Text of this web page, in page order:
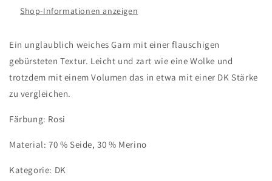
Shop-Informationen anzeigen
Ein unglaublich weiches Garn mit einer flauschigen
gebürsteten Textur. Leicht und zart wie eine Wolke und
trotzdem mit einem Volumen das in etwa mit einer DK Stärke
zu vergleichen.
Färbung: Rosi
Material: 70 % Seide, 30 % Merino
Kategorie: DK